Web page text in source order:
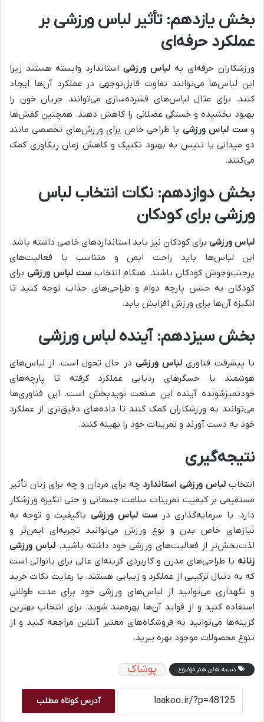
بخش یازدهم: تأثیر لباس ورزشی بر
عملکرد حرفه‌ای
ورزشکاران حرفه‌ای به لباس ورزشی استاندارد وابسته هستند زیرا
این لباس‌ها می‌توانند تفاوت قابل‌توجهی در عملکرد آن‌ها ایجاد
کنند. برای مثال لباس‌های فشرده‌سازی می‌توانند جریان خون را
بهبود بخشیده و خستگی عضلانی را کاهش دهند. همچنین کفش‌ها
وست لباس ورزشی با طراحی خاص برای ورزش‌های تخصصی مانند
دو میدانی یا تنیس به بهبود تکنیک و کاهش زمان ریکاوری کمک
می‌کنند.
بخش دوازدهم: نکات انتخاب لباس
ورزشی برای کودکان
لباس ورزشی برای کودکان نیز باید استانداردهای خاصی داشته باشد.
این لباس‌ها باید راحت ایمن و متناسب با فعالیت‌های
پرجنب‌وجوش کودکان باشند. هنگام انتخاب ست لباس ورزشی برای
کودکان به جنس پارچه دوام و طراحی‌های جذاب توجه کنید تا
انگیزه آن‌ها برای ورزش افزایش یابد.
بخش سیزدهم: آینده لباس ورزشی
با پیشرفت فناوری لباس ورزشی در حال تحول است. از لباس‌های
هوشمند با حسگرهای ردیابی عملکرد گرفته تا پارچه‌های
خودتمیزشونده آینده این صنعت نویدبخش است. این فناوری‌ها
می‌توانند به ورزشکاران کمک کنند تا داده‌های دقیق‌تری از عملکرد
خود به دست آورند و تمرینات خود را بهینه کنند.
نتیجه‌گیری
انتخابلباس ورزشی استاندارد چه برای مردان و چه برای زنان تأثیر
مستقیمی بر کیفیت تمرینات سلامت جسمانی و حتی انگیزه ورزشکار
دارد. با سرمایه‌گذاری در ست لباس ورزشی باکیفیت و توجه به
نیازهای خاص بدن و نوع ورزش می‌توانید تجربه‌ای ایمن‌تر و
لذت‌بخش‌تر از فعالیت‌های ورزشی خود داشته باشید. لباس ورزشی
زنانه با طراحی‌های مدرن و کاربردی گزینه‌ای عالی برای بانوانی است
که به دنبال ترکیبی از عملکرد و زیبایی هستند. با رعایت نکات خرید
و نگهداری می‌توانید از لباس‌های ورزشی خود برای مدت طولانی
استفاده کنید و از فواید آن‌ها بهره‌مند شوید. برای انتخاب بهترین
گزینه‌ها می‌توانید به فروشگاه‌های معتبر آنلاین مراجعه کنید و از
تنوع محصولات موجود بهره ببرید.
دسته های هم موضوع پوشاک
آدرس کوتاه مطلب